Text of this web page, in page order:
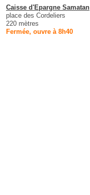
Caisse d'Epargne Samatan
place des Cordeliers
220 mètres
Fermée, ouvre à 8h40